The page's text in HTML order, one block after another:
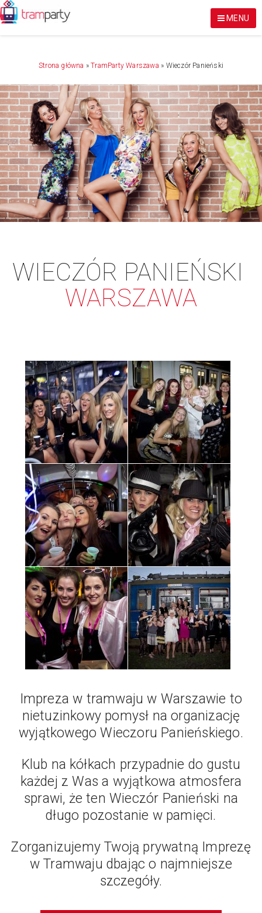
MENU
Strona główna »TramParty Warszawa » Wieczór Panieński
WIECZÓR PANIEŃSKI
WARSZAWA
Impreza w tramwaju w Warszawie to
nietuzinkowy pomysł na organizację
wyjątkowego Wieczoru Panieńskiego.
Klub na kółkach przypadnie do gustu
każdej z Was a wyjątkowa atmosfera
sprawi, że ten Wieczór Panieński na
długo pozostanie w pamięci.
Zorganizujemy Twoją prywatną Imprezę
w Tramwaju dbając o najmniejsze
szczegóły.